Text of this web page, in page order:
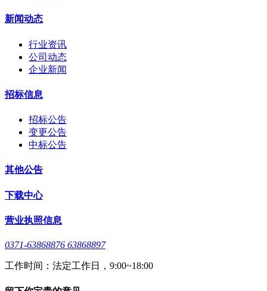
新闻动态
行业资讯
公司动态
企业新闻
招标信息
招标公告
变更公告
中标公告
其他公告
下载中心
营业执照信息
0371-63868876 63868897
工作时间：法定工作日，9:00~18:00